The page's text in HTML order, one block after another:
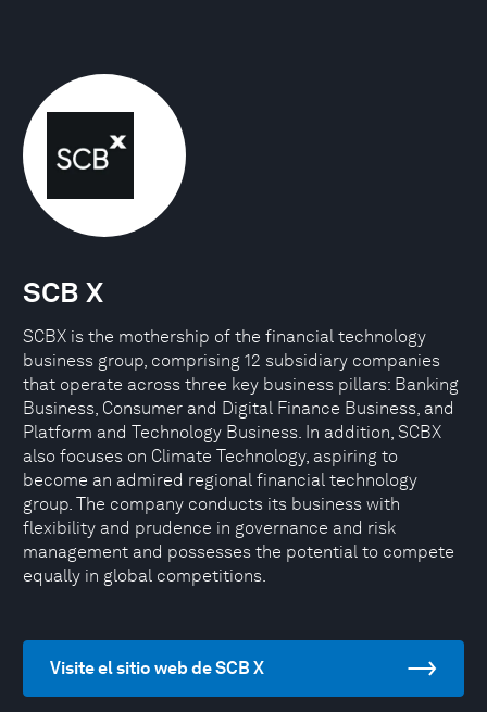
SCB X
SCBX is the mothership of the financial technology
business group, comprising 12 subsidiary companies
that operate across three key business pillars: Banking
Business, Consumer and Digital Finance Business, and
Platform and Technology Business. In addition, SCBX
also focuses on Climate Technology, aspiring to
become an admired regional financial technology
group. The company conducts its business with
flexibility and prudence in governance and risk
management and possesses the potential to compete
equally in global competitions.
Visite el sitio web de SCB X